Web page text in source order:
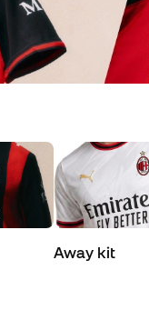
Away kit